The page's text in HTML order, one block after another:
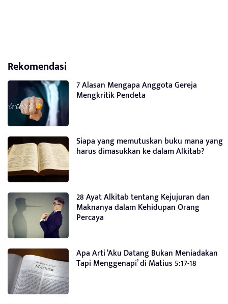
Rekomendasi
7 Alasan Mengapa Anggota Gereja
Mengkritik Pendeta
Siapa yang memutuskan buku mana yang
harus dimasukkan ke dalam Alkitab?
28 Ayat Alkitab tentang Kejujuran dan
Maknanya dalam Kehidupan Orang
Percaya
Apa Arti ‘Aku Datang Bukan Meniadakan
Tapi Menggenapi’ di Matius 5:17-18